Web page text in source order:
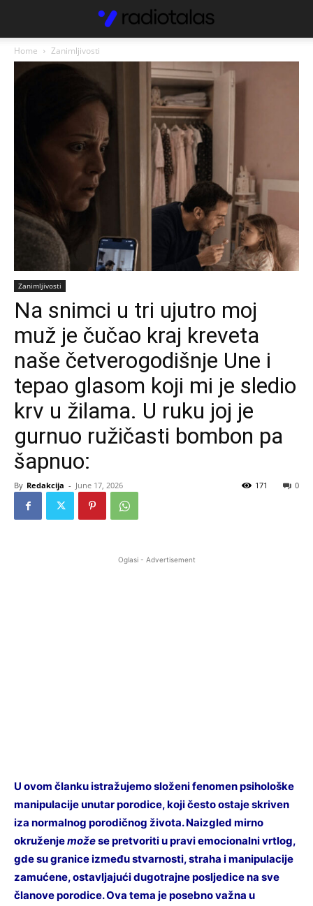
Home Zanimljivosti
Zanimljivosti
Na snimci u tri ujutro moj
muž je čučao kraj kreveta
naše četverogodišnje Une i
tepao glasom koji mi je sledio
krv u žilama. U ruku joj je
gurnuo ružičasti bombon pa
šapnuo:
By Redakcija - June 17, 2026 0
171
Oglasi - Advertisement
U ovom članku istražujemo složeni fenomen psihološke
manipulacije unutar porodice, koji često ostaje skriven
iza normalnog porodičnog života. Naizgled mirno
okruženjemožese pretvoriti u pravi emocionalni vrtlog,
gde su granice između stvarnosti, straha i manipulacije
zamućene, ostavljajući dugotrajne posljedice na sve
članove porodice. Ova tema je posebno važna u